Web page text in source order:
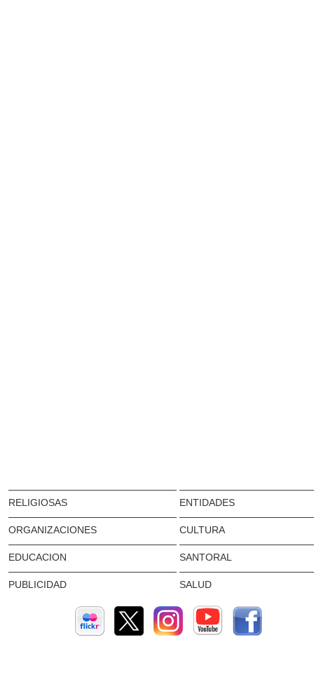
RELIGIOSAS ENTIDADES
ORGANIZACIONES CULTURA
EDUCACION SANTORAL
PUBLICIDAD SALUD